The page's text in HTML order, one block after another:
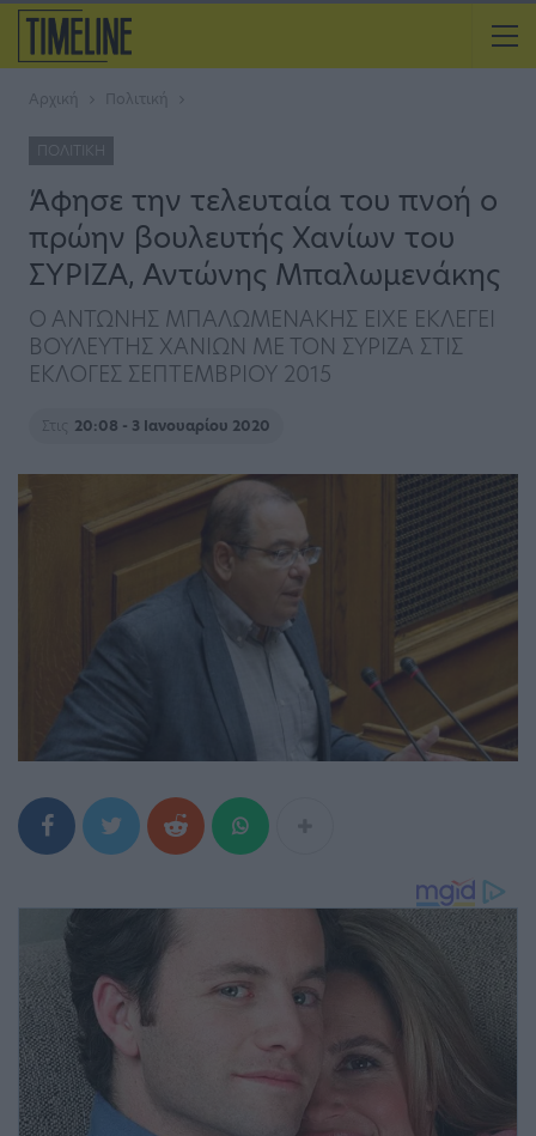
Αρχική Πολιτική
ΠΟΛΙΤΙΚΉ
Άφησε την τελευταία του πνοή ο
πρώην βουλευτής Χανίων του
ΣΥΡΙΖΑ, Αντώνης Μπαλωμενάκης
Ο ΑΝΤΩΝΗΣ ΜΠΑΛΩΜΕΝΑΚΗΣ ΕΙΧΕ ΕΚΛΕΓΕΙ
ΒΟΥΛΕΥΤΗΣ ΧΑΝΙΩΝ ΜΕ ΤΟΝ ΣΥΡΙΖΑ ΣΤΙΣ
ΕΚΛΟΓΕΣ ΣΕΠΤΕΜΒΡΙΟΥ 2015
Στις 20:08 - 3 Ιανουαρίου 2020